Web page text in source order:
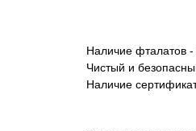
Наличие фталатов -
Чистый и
Наличие